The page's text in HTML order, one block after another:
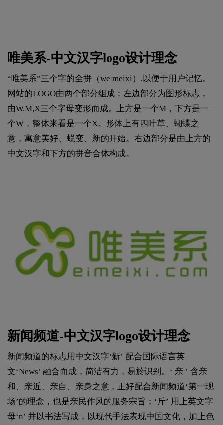
唯美系-中文汉字logo设计理念
“唯美系”三个字的全拼（weimeixi）,以便于用户记忆。
网站的LOGO由两个部分组成：左边部分为图形标志，
由W,M,X三个字母变形而成。上方是一个M，下方是一
个W，整体来看是一个X。形体上有四叶草、蝴蝶之
意，寓意美好、蜕变、新的开始。右边部分是由上方的
中文汉字和下方的拼音合体构成。
新闻频道-中文汉字logo设计理念
新闻频道的标志用中文汉字‘新’ 配合国际语言英
文‘News’ 融合而成，简洁有力，易於识别。‘ 亲 ’ 含亲
和、亲近、亲自、亲身之意，正好配合新闻频道‘第一现
场’的理念，也是亲民作风的服务宗旨；‘斤’ 用上英文字
母‘n’ 并以书法写成，以现代手法表现中国文化，加上色